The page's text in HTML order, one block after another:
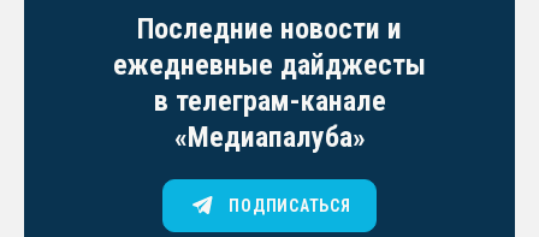
Последние новости и
ежедневные дайджесты
в телеграм-канале
«Медиапалуба»
ПОДПИСАТЬСЯ